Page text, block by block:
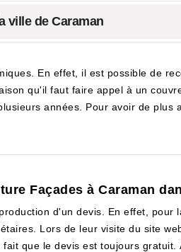
ville de Caraman
En effet, il est possible de
qu'il faut faire appel à un
années. Pour avoir de
Façades à Caraman
d'un devis. En effet,
Lors de leur visite du site
que le devis est toujours